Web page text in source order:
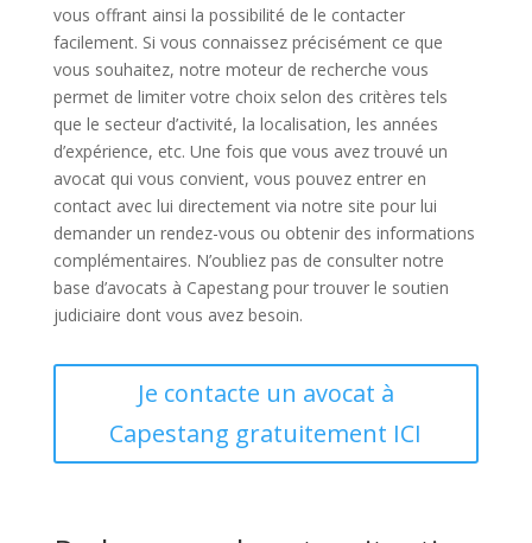
vous offrant ainsi la possibilité de le contacter
facilement. Si vous connaissez précisément ce que
vous souhaitez, notre moteur de recherche vous
permet de limiter votre choix selon des critères tels
que le secteur d’activité, la localisation, les années
d’expérience, etc. Une fois que vous avez trouvé un
avocat qui vous convient, vous pouvez entrer en
contact avec lui directement via notre site pour lui
demander un rendez-vous ou obtenir des informations
complémentaires. N’oubliez pas de consulter notre
base d’avocats à Capestang pour trouver le soutien
judiciaire dont vous avez besoin.
Je contacte un avocat à
Capestang gratuitement ICI